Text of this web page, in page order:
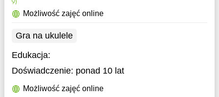
9)
Możliwość zajęć online
Gra na ukulele
Edukacja:
Doświadczenie: ponad 10 lat
Możliwość zajęć online